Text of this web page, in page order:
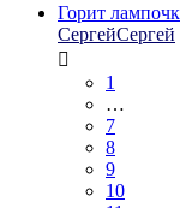
Горит
СергейСергей
1
…
7
8
9
10